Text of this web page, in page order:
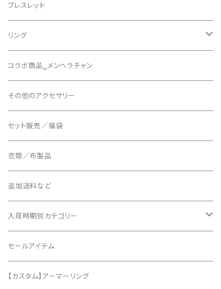
悪魔の羽クリップ
組紐シリーズ
リボンバレッタシリーズ
その他のヘアアクセサリー
10cmクリップ
ブレスレット
リング
アーマーリング【AMRG】
コラボ商品‗メンヘラチャン
その他のアクセサリー
セット販売／福袋
衣類／布製品
追加送料など
入荷時期別カテゴリー
2020年6月
2020年7月
セールアイテム
【カスタム】アーマーリング